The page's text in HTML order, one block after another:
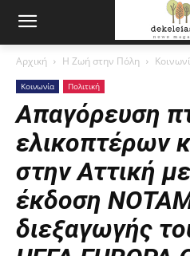
Αρχική Η Ζωή στην Πόλη
Κοινωνία Πολιτική
Απαγόρευση
ελικοπτέρων
στην Αττική
έκδοση ΝΟΤΑΜ
διεξαγωγής